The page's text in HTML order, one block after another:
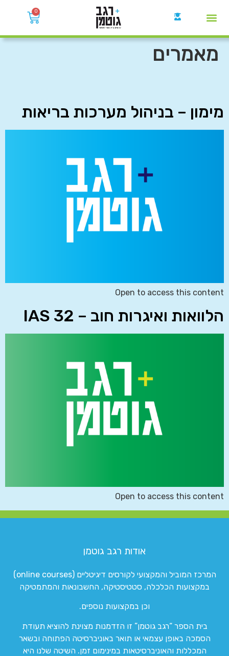
0
מאמרים
מימון – בניהול מערכות בריאות
Open to access this content
הלוואות ואיגרות חוב – IAS 32
Open to access this content
אודות רגב גוטמן
המרכז המוביל והמקצועי לקורסים דיגיטליים (online courses)
במקצועות הכלכלה, סטטיסטיקה, החשבונאות והמתמטיקה
וכן במקצועות נוספים.
בית הספר “רגב גוטמן” זו הזדמנות מצוינת להוציא תעודת
הסמכה באופן עצמאי או תואר באוניברסיטה הפתוחה ובשאר
המכללות והאוניברסיטאות במינימום זמן. השיטה שלנו היא